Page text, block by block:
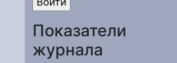
Показатели
журнала